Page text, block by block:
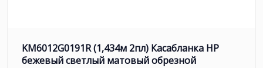
KM6012G0191R (1,434м 2пл) Касабланка HP
бежевый светлый матовый обрезной